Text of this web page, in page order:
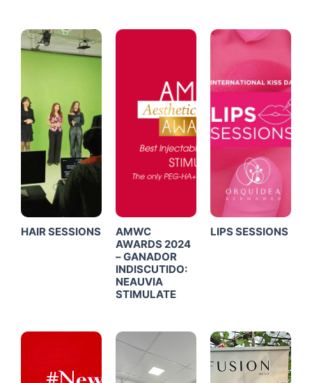
Click
Me
HAIR SESSIONS
AMWC
AWARDS 2024
– GANADOR
INDISCUTIDO:
NEAUVIA
STIMULATE
Click
LIPS SESSIONS
Click
Me
Click
Me
Click
Me